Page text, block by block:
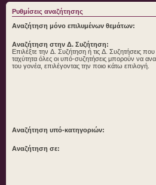
Ρυθμίσεις αναζήτησης
Αναζήτηση μόνο επιλυμένων θεμάτων:
Αναζήτηση στην Δ. Συζήτηση:
Επιλέξτε την Δ. Συζήτηση ή τις Δ. Συζητήσεις
ταχύτητα όλες οι υπό-συζητήσεις μπορούν να
του γονέα, επιλέγοντας την ποιο κάτω επιλογή.
Αναζήτηση υπό-κατηγοριών:
Αναζήτηση σε: